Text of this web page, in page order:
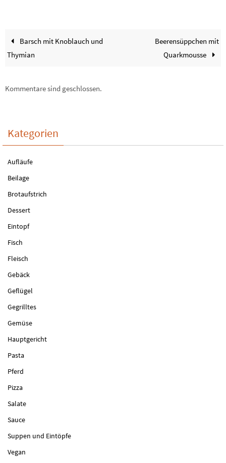
Barsch mit Knoblauch und
Thymian
Beerensüppchen mit
Quarkmousse
Kommentare sind geschlossen.
Kategorien
Aufläufe
Beilage
Brotaufstrich
Dessert
Eintopf
Fisch
Fleisch
Gebäck
Geflügel
Gegrilltes
Gemüse
Hauptgericht
Pasta
Pferd
Pizza
Salate
Sauce
Suppen und Eintöpfe
Vegan